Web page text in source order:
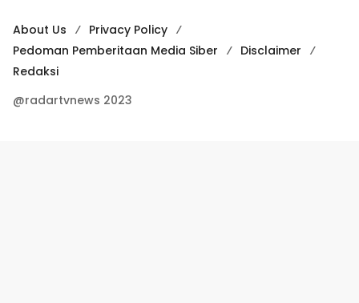
About Us
Privacy Policy
Pedoman Pemberitaan Media Siber
Disclaimer
Redaksi
@radartvnews 2023